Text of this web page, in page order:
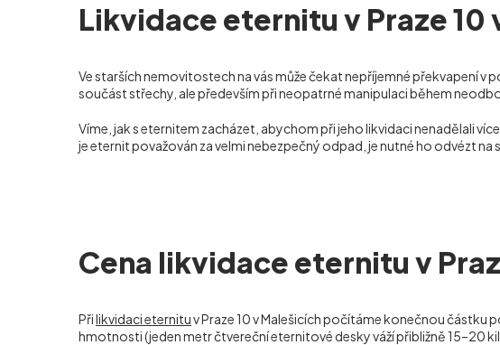
Likvidace eternitu v Praze 10
Ve starších nemovitostech na vás může čekat nepříjemné překvapení
součást střechy, ale především při neopatrné manipulaci během
Víme, jak s eternitem zacházet, abychom při jeho likvidaci nenadělali
je eternit považován za velmi nebezpečný odpad, je nutné ho odvézt
Cena likvidace eternitu v
Přilikvidaci eternituv Praze 10 v Malešicích počítáme konečnou
hmotnosti (jeden metr čtvereční eternitové desky váží přibližně 15–20